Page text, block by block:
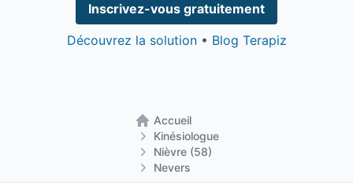
Inscrivez-vous gratuitement
Découvrez la solution• Blog Terapiz
Accueil
Retour à la page d'accueil
Kinésiologue
Nièvre (58)
Nevers